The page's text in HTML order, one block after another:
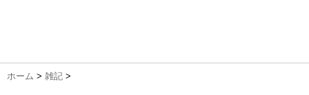
ホーム > 雑記 >